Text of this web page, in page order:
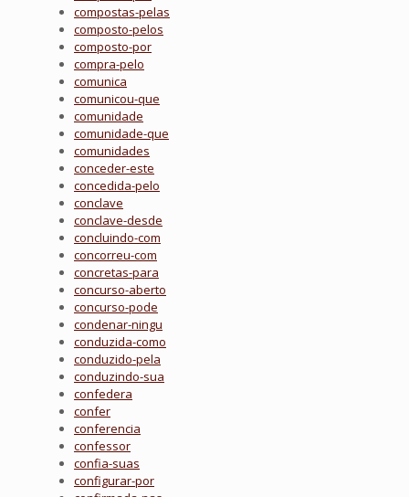
compostas-pelas
composto-pelos
composto-por
compra-pelo
comunica
comunicou-que
comunidade
comunidade-que
comunidades
conceder-este
concedida-pelo
conclave
conclave-desde
concluindo-com
concorreu-com
concretas-para
concurso-aberto
concurso-pode
condenar-ningu
conduzida-como
conduzido-pela
conduzindo-sua
confedera
confer
conferencia
confessor
confia-suas
configurar-por